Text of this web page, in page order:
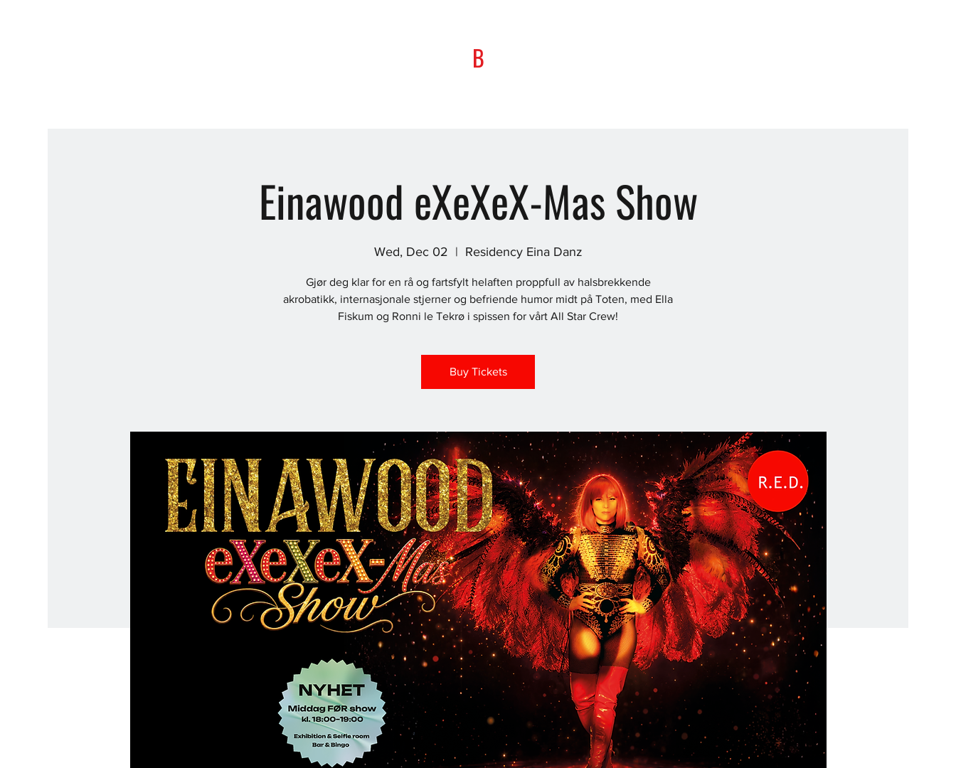
B
Einawood eXeXeX-Mas Show
Wed, Dec 02
  |
Residency Eina Danz
Gjør deg klar for en rå og fartsfylt helaften proppfull av halsbrekkende
akrobatikk, internasjonale stjerner og befriende humor midt på Toten, med Ella
Fiskum og Ronni le Tekrø i spissen for vårt All Star Crew!
Buy Tickets